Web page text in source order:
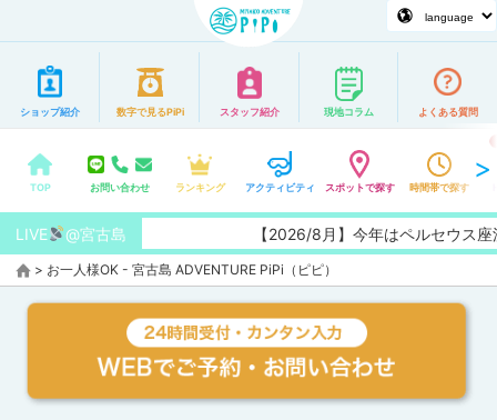
ショップ紹介 数字で見るPiPi スタッフ紹介 現地コラム よくある質問
TOP お問い合わせ ランキング アクティビティ スポットで探す 時間帯で探す
LIVE @宮古島 【2026/8月】今年はペルセウス
> お一人様OK - 宮古島 ADVENTURE PiPi（ピピ）